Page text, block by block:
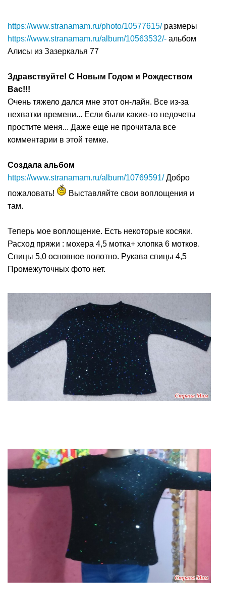
https://www.stranamam.ru/photo/10577615/размеры
https://www.stranamam.ru/album/10563532/- альбом
Алисы из Зазеркалья 77
Здравствуйте! С Новым Годом и Рождеством
Вас!!!
Очень тяжело дался мне этот он-лайн. Все из-за
нехватки времени... Если были какие-то недочеты
простите меня... Даже еще не прочитала все
комментарии в этой темке.
Создала альбом
https://www.stranamam.ru/album/10769591/Добро
пожаловать!
Выставляйте свои воплощения и
там.
Теперь мое воплощение. Есть некоторые косяки.
Расход пряжи : мохера 4,5 мотка+ хлопка 6 мотков.
Спицы 5,0 основное полотно. Рукава спицы 4,5
Промежуточных фото нет.